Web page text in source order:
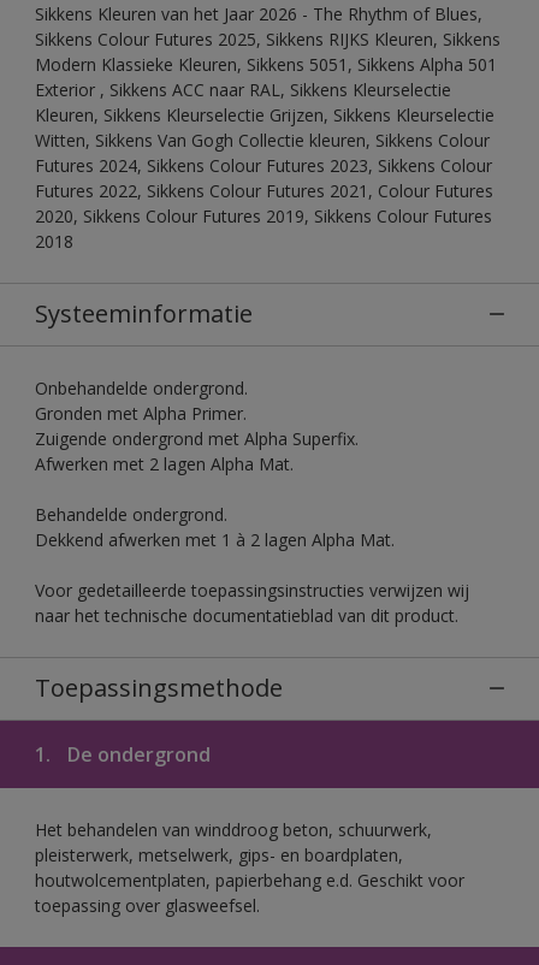
Sikkens Kleuren van het Jaar 2026 - The Rhythm of Blues,
Sikkens Colour Futures 2025, Sikkens RIJKS Kleuren, Sikkens
Modern Klassieke Kleuren, Sikkens 5051, Sikkens Alpha 501
Exterior , Sikkens ACC naar RAL, Sikkens Kleurselectie
Kleuren, Sikkens Kleurselectie Grijzen, Sikkens Kleurselectie
Witten, Sikkens Van Gogh Collectie kleuren, Sikkens Colour
Futures 2024, Sikkens Colour Futures 2023, Sikkens Colour
Futures 2022, Sikkens Colour Futures 2021, Colour Futures
2020, Sikkens Colour Futures 2019, Sikkens Colour Futures
2018
Systeeminformatie
Onbehandelde ondergrond.
Gronden met Alpha Primer.
Zuigende ondergrond met Alpha Superfix.
Afwerken met 2 lagen Alpha Mat.
Behandelde ondergrond.
Dekkend afwerken met 1 à 2 lagen Alpha Mat.
Voor gedetailleerde toepassingsinstructies verwijzen wij
naar het technische documentatieblad van dit product.
Toepassingsmethode
1. De ondergrond
Het behandelen van winddroog beton, schuurwerk,
pleisterwerk, metselwerk, gips- en boardplaten,
houtwolcementplaten, papierbehang e.d. Geschikt voor
toepassing over glasweefsel.